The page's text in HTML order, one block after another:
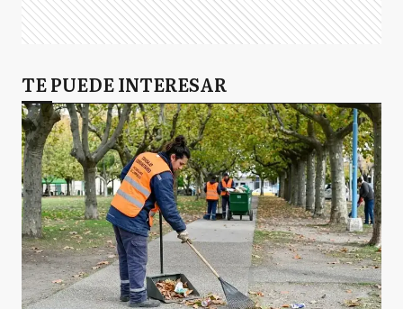
TE PUEDE INTERESAR